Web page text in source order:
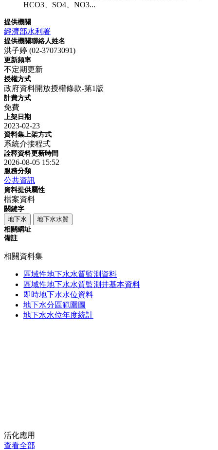
HCO3、SO4、NO3...
提供機關
經濟部水利署
提供機關聯絡人姓名
洪子婷 (02-37073091)
更新頻率
不定期更新
授權方式
政府資料開放授權條款-第1版
計費方式
免費
上架日期
2023-02-23
資料集上架方式
系統介接程式
詮釋資料更新時間
2026-08-05 15:52
服務分類
公共資訊
資料提供屬性
檔案資料
關鍵字
地下水
地下水水質
相關網址
備註
相關資料集
區域性地下水水質監測資料
區域性地下水水質監測井基本資料
即時地下水水位資料
地下水分區範圍圖
地下水水位年度統計
活化應用
查看全部